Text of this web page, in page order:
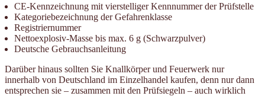
CE-Kennzeichnung mit vierstelliger Kennnummer der Prüfstelle
Kategoriebezeichnung der Gefahrenklasse
Registriernummer
Nettoexplosiv-Masse bis max. 6 g (Schwarzpulver)
Deutsche Gebrauchsanleitung
Darüber hinaus sollten Sie Knallkörper und Feuerwerk nur
innerhalb von Deutschland im Einzelhandel kaufen, denn nur dann
entsprechen sie – zusammen mit den Prüfsiegeln – auch wirklich